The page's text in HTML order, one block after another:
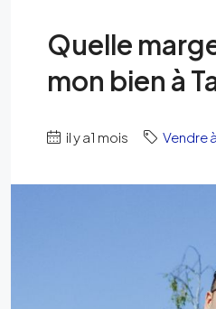
Quelle
mon bien à
il y a1 mois Vendre